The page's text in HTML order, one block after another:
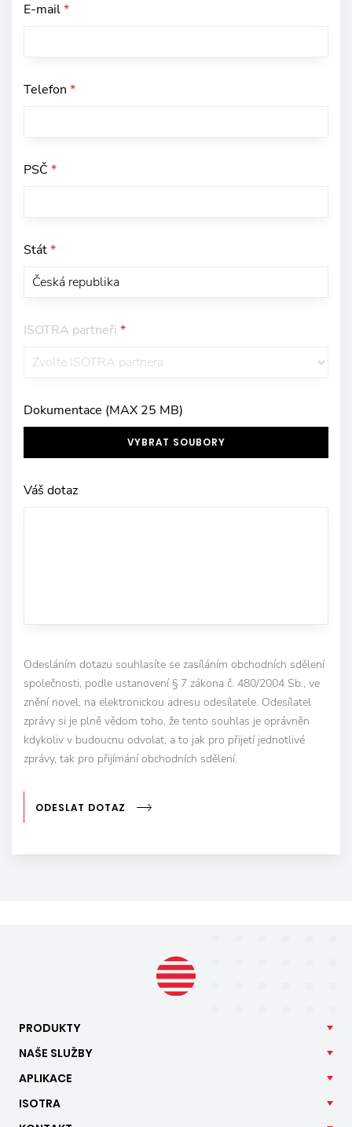
E-mail*
Telefon *
PSČ *
Stát*
ISOTRA partneři *
Dokumentace (MAX 25 MB)
VYBRAT SOUBORY
Váš dotaz
Odesláním dotazu souhlasíte se zasíláním obchodních sdělení
společnosti, podle ustanovení § 7 zákona č. 480/2004 Sb., ve
znění novel, na elektronickou adresu odesílatele. Odesílatel
zprávy si je plně vědom toho, že tento souhlas je oprávněn
kdykoliv v budoucnu odvolat, a to jak pro přijetí jednotlivé
zprávy, tak pro přijímání obchodních sdělení.
ODESLAT DOTAZ
PRODUKTY
NAŠE SLUŽBY
APLIKACE
ISOTRA